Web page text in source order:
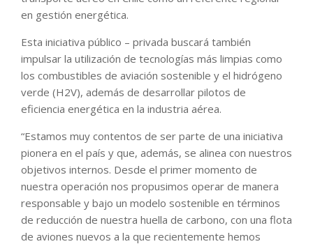
en gestión energética.
Esta iniciativa público – privada buscará también
impulsar la utilización de tecnologías más limpias como
los combustibles de aviación sostenible y el hidrógeno
verde (H2V), además de desarrollar pilotos de
eficiencia energética en la industria aérea.
“Estamos muy contentos de ser parte de una iniciativa
pionera en el país y que, además, se alinea con nuestros
objetivos internos. Desde el primer momento de
nuestra operación nos propusimos operar de manera
responsable y bajo un modelo sostenible en términos
de reducción de nuestra huella de carbono, con una flota
de aviones nuevos a la que recientemente hemos